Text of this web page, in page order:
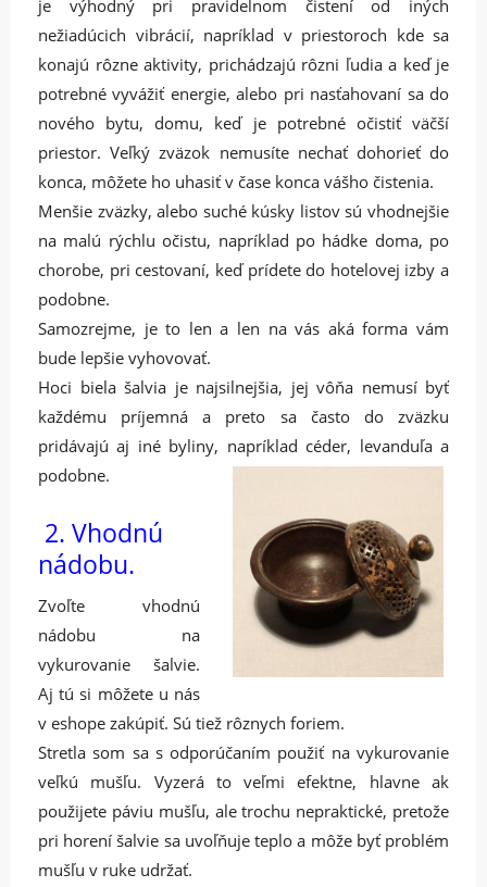
je výhodný pri pravidelnom čistení od iných
nežiadúcich vibrácií, napríklad v priestoroch kde sa
konajú rôzne aktivity, prichádzajú rôzni ľudia a keď je
potrebné vyvážiť energie, alebo pri nasťahovaní sa do
nového bytu, domu, keď je potrebné očistiť väčší
priestor. Veľký zväzok nemusíte nechať dohorieť do
konca, môžete ho uhasiť v čase konca vášho čistenia.
Menšie zväzky, alebo suché kúsky listov sú vhodnejšie
na malú rýchlu očistu, napríklad po hádke doma, po
chorobe, pri cestovaní, keď prídete do hotelovej izby a
podobne.
Samozrejme, je to len a len na vás aká forma vám
bude lepšie vyhovovať.
Hoci biela šalvia je najsilnejšia, jej vôňa nemusí byť
každému príjemná a preto sa často do zväzku
pridávajú aj iné byliny, napríklad céder, levanduľa a
podobne.
2. Vhodnú
nádobu.
Zvoľte vhodnú
nádobu na
vykurovanie šalvie.
Aj tú si môžete u nás
v eshope zakúpiť. Sú tiež rôznych foriem.
Stretla som sa s odporúčaním použiť na vykurovanie
veľkú mušľu. Vyzerá to veľmi efektne, hlavne ak
použijete páviu mušľu, ale trochu nepraktické, pretože
pri horení šalvie sa uvoľňuje teplo a môže byť problém
mušľu v ruke udržať.